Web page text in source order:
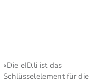
«Die eID.li ist das
Schlüsselelement für die